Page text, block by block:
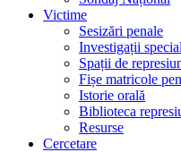
Victime
Sesizări penale
Investigații
Spații de
Fișe matricole
Istorie orală
Biblioteca
Resurse
Cercetare